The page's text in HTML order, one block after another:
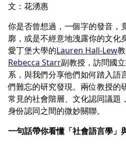
文：花湧惠
你是否曾想過，一個字的發音，
廓，或是不經意地洩露你的文化
愛丁堡大學的Lauren Hall-Lew
Rebecca Starr副教授，訪問國
系，與我們分享他們如何踏入語
們難忘的研究發現。兩位教授的
常見的社會階層、文化認同議題
身份認同之間的微妙關聯。
一句話帶你看懂「社會語言學」